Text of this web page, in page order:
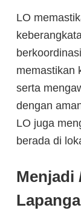
LO
memastikan
serta
dengan
LO juga
berada di
Menjadi